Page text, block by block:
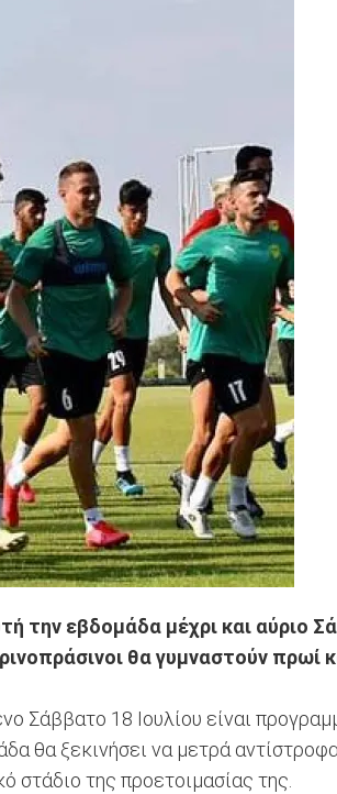
την εβδομάδα μέχρι και αύριο
θα γυμναστούν πρωί
Σάββατο 18 Ιουλίου είναι
θα ξεκινήσει να μετρά
στάδιο της προετοιμασίας της.